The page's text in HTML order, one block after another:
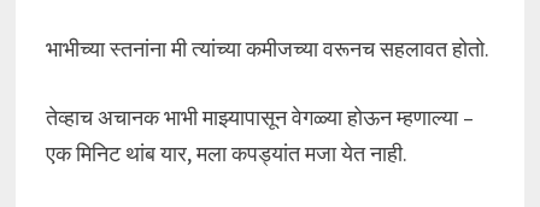
भाभीच्या स्तनांना मी त्यांच्या कमीजच्या वरूनच सहलावत होतो.
तेव्हाच अचानक भाभी माझ्यापासून वेगळ्या होऊन म्हणाल्या –
एक मिनिट थांब यार, मला कपड्यांत मजा येत नाही.